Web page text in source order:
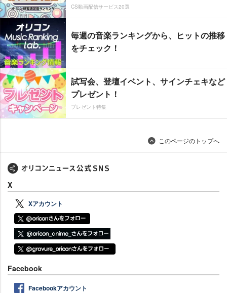
CS動画配信サービス20選
毎週の音楽ランキングから、ヒットの推移
をチェック！
試写会、登壇イベント、サインチェキなど
プレゼント！
プレゼント特集
このページのトップへ
X
Xアカウント
Facebook
Facebookアカウント